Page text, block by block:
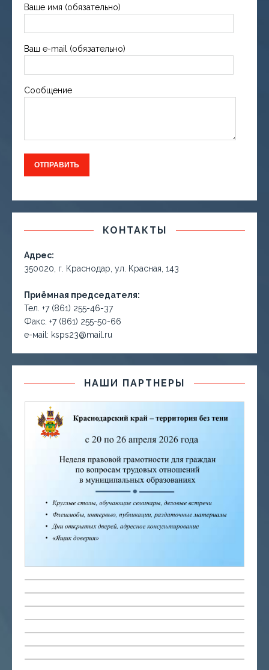
Ваше имя (обязательно)
Ваш e-mail (обязательно)
Сообщение
КОНТАКТЫ
Адрес:
350020, г. Краснодар, ул. Красная, 143
Приёмная председателя:
Тел. +7 (861) 255-46-37
Факс. +7 (861) 255-50-66
е-маil: ksps23@mail.ru
НАШИ ПАРТНЕРЫ